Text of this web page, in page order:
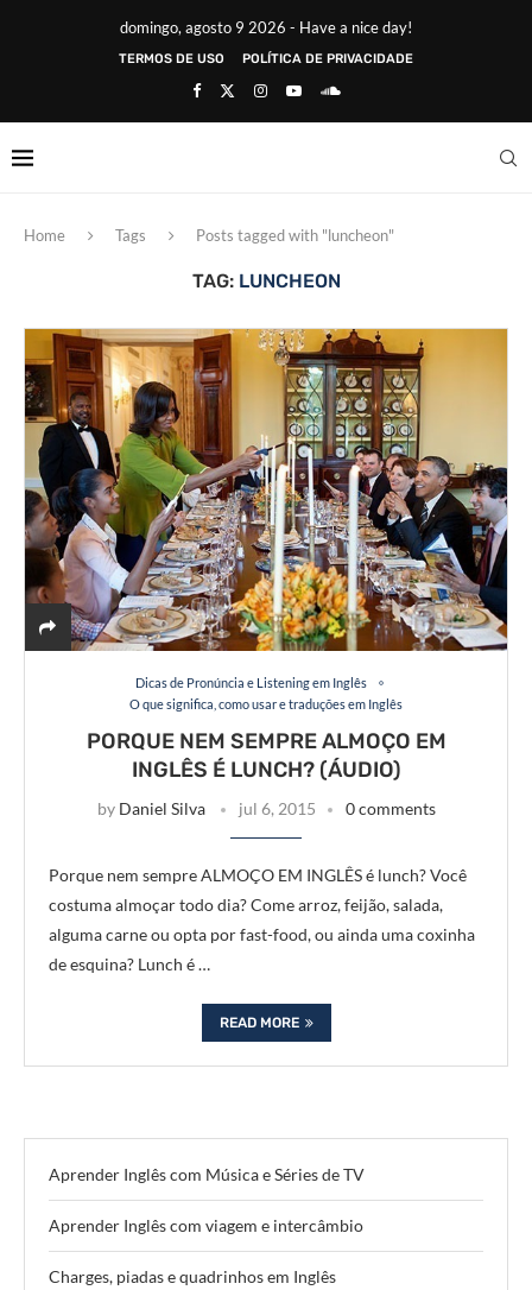
domingo, agosto 9 2026 - Have a nice day!
TERMOS DE USO POLÍTICA DE PRIVACIDADE
Home Tags Posts tagged with "luncheon"
TAG: LUNCHEON
Dicas de Pronúncia e Listening em Inglês
O que significa, como usar e traduções em Inglês
PORQUE NEM SEMPRE ALMOÇO EM
INGLÊS É LUNCH? (ÁUDIO)
by Daniel Silva jul 6, 2015 0 comments
Porque nem sempre ALMOÇO EM INGLÊS é lunch? Você
costuma almoçar todo dia? Come arroz, feijão, salada,
alguma carne ou opta por fast-food, ou ainda uma coxinha
de esquina? Lunch é …
READ MORE
Aprender Inglês com Música e Séries de TV
Aprender Inglês com viagem e intercâmbio
Charges, piadas e quadrinhos em Inglês